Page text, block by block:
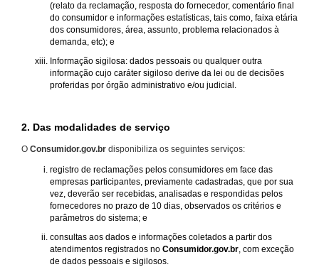
(relato da reclamação, resposta do fornecedor, comentário final
do consumidor e informações estatísticas, tais como, faixa etária
dos consumidores, área, assunto, problema relacionados à
demanda, etc); e
Informação sigilosa: dados pessoais ou qualquer outra
informação cujo caráter sigiloso derive da lei ou de decisões
proferidas por órgão administrativo e/ou judicial.
2. Das modalidades de serviço
O Consumidor.gov.br disponibiliza os seguintes serviços:
registro de reclamações pelos consumidores em face das
empresas participantes, previamente cadastradas, que por sua
vez, deverão ser recebidas, analisadas e respondidas pelos
fornecedores no prazo de 10 dias, observados os critérios e
parâmetros do sistema; e
consultas aos dados e informações coletados a partir dos
atendimentos registrados no Consumidor.gov.br , com exceção
de dados pessoais e sigilosos.